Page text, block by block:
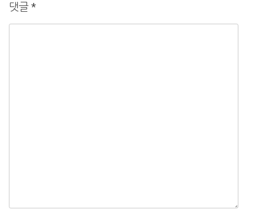
댓글 *